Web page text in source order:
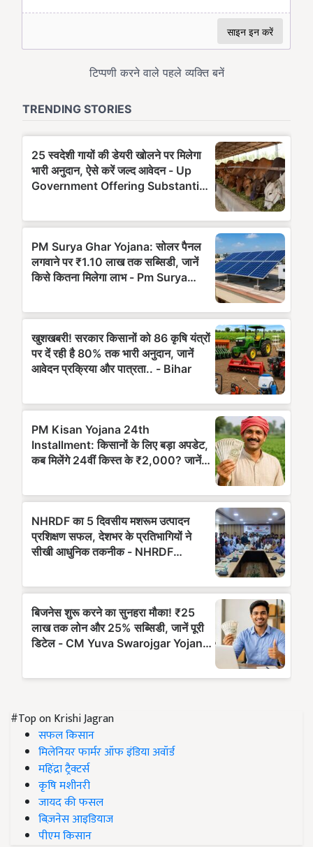
#Top on Krishi Jagran
सफल किसान
मिलेनियर फार्मर ऑफ इंडिया अवॉर्ड
महिंद्रा ट्रैक्टर्स
कृषि मशीनरी
जायद की फसल
बिज़नेस आइडियाज
पीएम किसान